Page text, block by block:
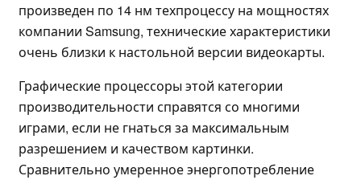
произведен по 14 нм техпроцессу на мощностях
компании Samsung, технические характеристики
очень близки к настольной версии видеокарты.
Графические процессоры этой категории
производительности справятся со многими
играми, если не гнаться за максимальным
разрешением и качеством картинки.
Сравнительно умеренное энергопотребление